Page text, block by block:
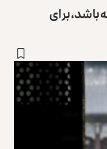
باشد، برای